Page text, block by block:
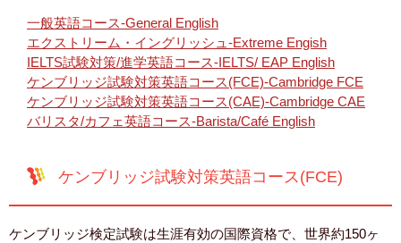
一般英語コース-General English
エクストリーム・イングリッシュ-Extreme Engish
IELTS試験対策/進学英語コース-IELTS/ EAP English
ケンブリッジ試験対策英語コース(FCE)-Cambridge FCE
ケンブリッジ試験対策英語コース(CAE)-Cambridge CAE
バリスタ/カフェ英語コース-Barista/Café English
ケンブリッジ試験対策英語コース(FCE)
ケンブリッジ検定試験は生涯有効の国際資格で、世界約150ヶ